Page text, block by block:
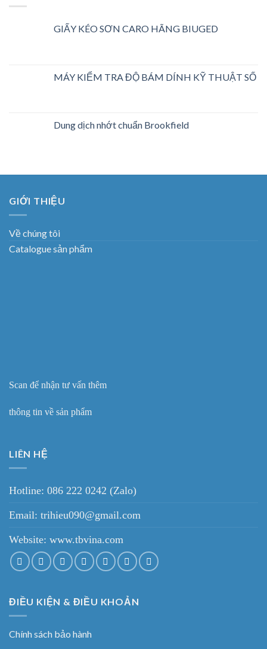
GIẤY KÉO SƠN CARO HÃNG BIUGED
MÁY KIỂM TRA ĐỘ BÁM DÍNH KỸ THUẬT SỐ
Dung dịch nhớt chuẩn Brookfield
GIỚI THIỆU
Về chúng tôi
Catalogue sản phẩm
Scan để nhận tư vấn thêm
thông tin về sản phẩm
LIÊN HỆ
Hotline: 086 222 0242 (Zalo)
Email: trihieu090@gmail.com
Website: www.tbvina.com
ĐIỀU KIỆN & ĐIỀU KHOẢN
Chính sách bảo hành